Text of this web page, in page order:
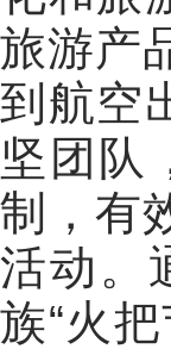
旅游产
到航空
坚团队
制，有
活动 。
族“火